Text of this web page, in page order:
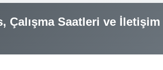
Çalışma Saatleri ve İletişim